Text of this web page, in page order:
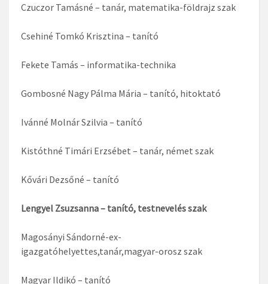
Czuczor Tamásné – tanár, matematika-földrajz szak
Csehiné Tomkó Krisztina – tanító
Fekete Tamás – informatika-technika
Gombosné Nagy Pálma Mária – tanító, hitoktató
Ivánné Molnár Szilvia – tanító
Kistóthné Timári Erzsébet – tanár, német szak
Kővári Dezsőné – tanító
Lengyel Zsuzsanna – tanító, testnevelés szak
Magosányi Sándorné-ex-
igazgatóhelyettes,tanár,magyar-orosz szak
Magyar Ildikó – tanító